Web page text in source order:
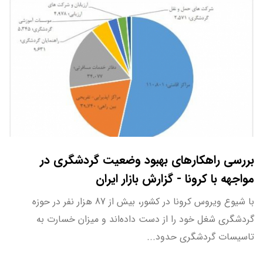
بررسی راهکارهای بهبود وضعيت گردشگری در
مواجهه با كرونا - گزارش بازار ایران
با شیوع ویروس کرونا در کشور، بیش از 87 هزار نفر در حوزه
گردشگری شغل خود را از دست داده‌اند و میزان خسارت به
تاسیسات گردشگری حدود...